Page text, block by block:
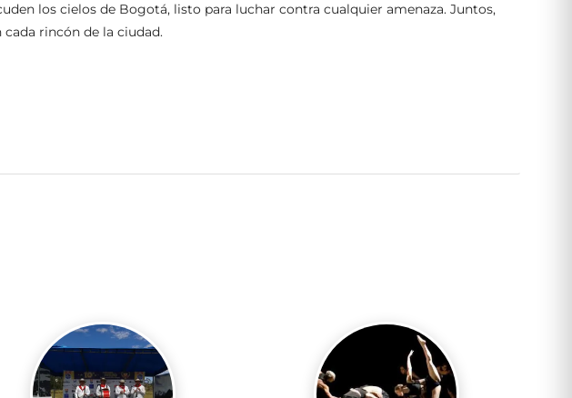
los cielos de Bogotá, listo para luchar contra cualquier amenaza. Juntos,
rincón de la ciudad.